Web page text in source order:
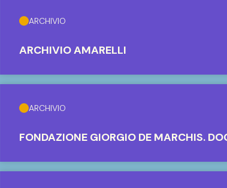
ARCHIVIO
ARCHIVIO AMARELLI
ARCHIVIO
FONDAZIONE GIORGIO DE MARCHIS.